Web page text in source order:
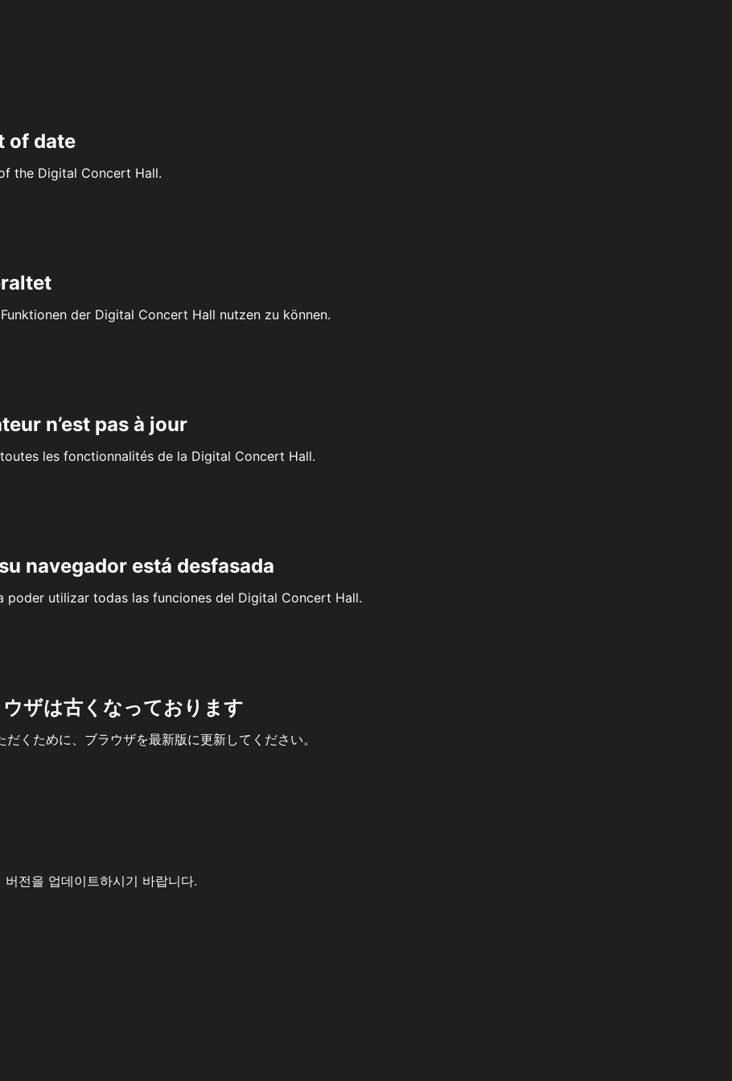
of date
the Digital Concert Hall.
der Digital Concert Hall nutzen zu können.
n’est pas à jour
les fonctionnalités de la Digital Concert Hall.
navegador está desfasada
poder utilizar todas las funciones del Digital Concert Hall.
ザは古くなっております
くために、ブラウザを最新版に更新してください。
전을 업데이트하시기 바랍니다.